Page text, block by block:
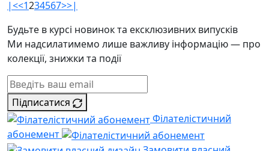
|<<1234567>>|
Будьте в курсі новинок та ексклюзивних випусків
Ми надсилатимемо лише важливу інформацію — про
колекції, знижки та події
Підписатися
Філателістичний
абонемент